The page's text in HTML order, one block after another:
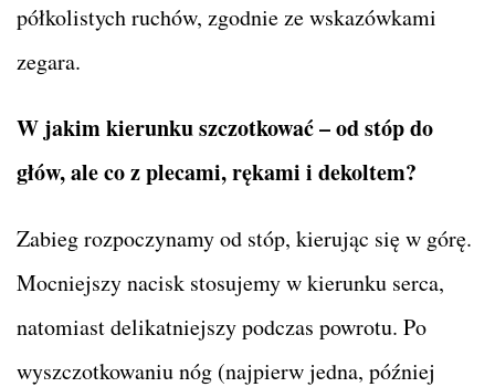
półkolistych ruchów, zgodnie ze wskazówkami
zegara.
W jakim kierunku szczotkować – od stóp do
głów, ale co z plecami, rękami i dekoltem?
Zabieg rozpoczynamy od stóp, kierując się w górę.
Mocniejszy nacisk stosujemy w kierunku serca,
natomiast delikatniejszy podczas powrotu. Po
wyszczotkowaniu nóg (najpierw jedna, później